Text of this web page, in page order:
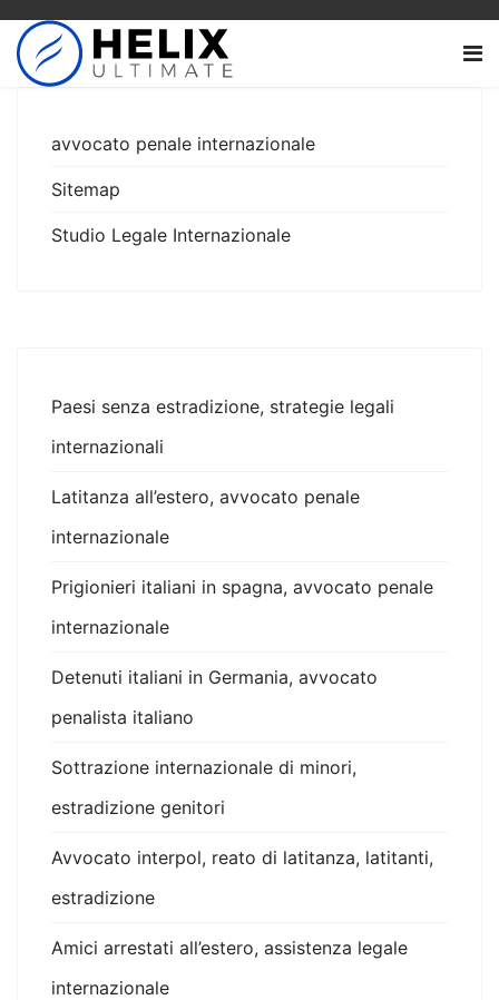
avvocato penale internazionale
Sitemap
Studio Legale Internazionale
Paesi senza estradizione, strategie legali
internazionali
Latitanza all’estero, avvocato penale
internazionale
Prigionieri italiani in spagna, avvocato penale
internazionale
Detenuti italiani in Germania, avvocato
penalista italiano
Sottrazione internazionale di minori,
estradizione genitori
Avvocato interpol, reato di latitanza, latitanti,
estradizione
Amici arrestati all’estero, assistenza legale
internazionale